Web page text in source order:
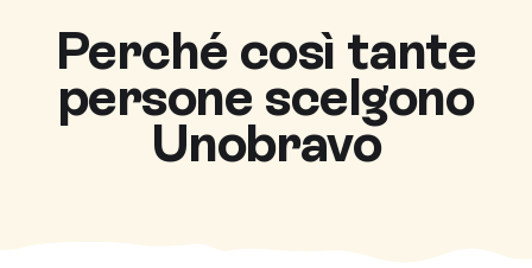
Perché così tante
persone scelgono
Unobravo